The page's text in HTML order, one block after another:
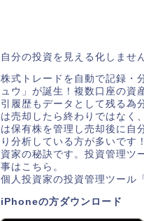
自分の投資を見える化しませ
株式トレードを自動で記録・
ュウ」が誕生！複数口座の資
引履歴もデータとして残る為
は売却したら終わりではなく
は保有株を管理し売却後に自
り分析している方が多いです
資家の秘訣です。投資管理ツ
事はこちら。
個人投資家の投資管理ツール
iPhoneの方ダウンロード